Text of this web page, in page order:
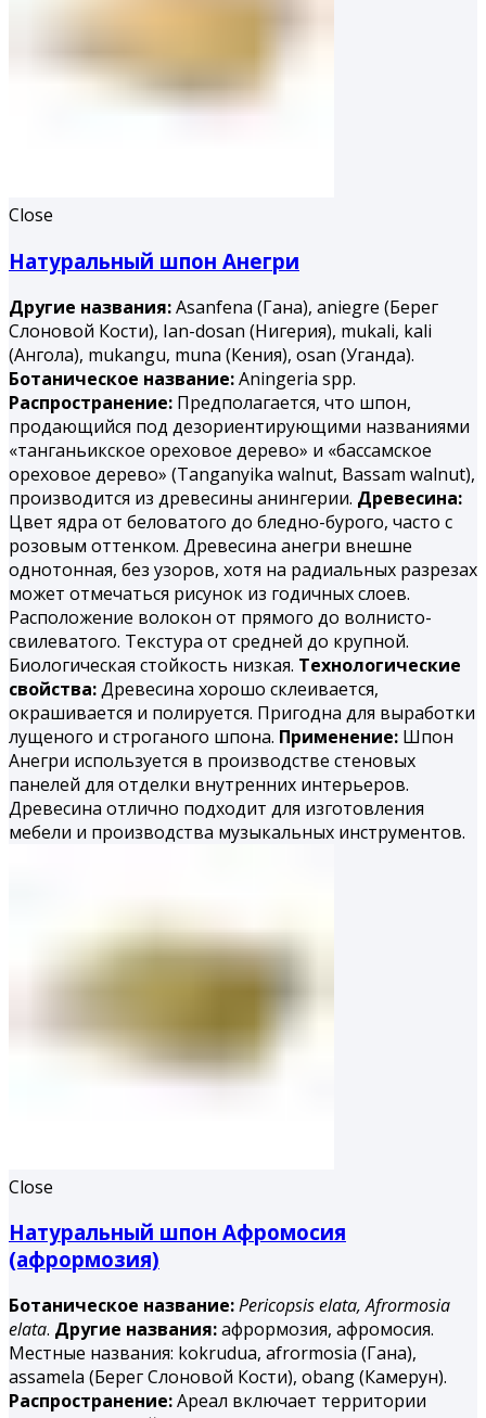
Close
Натуральный шпон Анегри
Другие названия:Asanfena (Гана), aniegre (Берег
Слоновой Кости), Ian-dosan (Нигерия), mukali, kali
(Ангола), mukangu, muna (Ке­ния), osan (Уганда).
Ботаническое название:Aningeria spp.
Распространение: Предполагается, что шпон,
продающийся под дезориентирующими названиями
«танганьикское ореховое дерево» и «бассамское
ореховое дерево» (Tanganyika walnut, Bassam walnut),
производится из древесины анингерии. Древесина:
Цвет ядра от беловатого до бледно-бурого, часто с
розовым оттенком. Древесина анегри внешне
однотонная, без узоров, хотя на радиальных разрезах
может отмечаться рисунок из годичных слоев.
Расположение волокон от прямого до волнисто-
свилеватого. Текстура от средней до крупной.
Биологическая стойкость низкая. Технологические
свойства:Древесина хорошо склеивается,
окрашивается и полируется. При­годна для выработки
лущеного и строганого шпона. Применение: Шпон
Анегри используется в производстве стеновых
панелей для отделки внутренних интерьеров.
Древесина отлично подходит для изготовления
мебели и производства музыкальных инструментов.
Close
Натуральный шпон Афромосия
(афрормозия)
Ботаническое название:Pericopsis elata,Afrormosia
elata. Другие названия:афрормозия, афромосия.
Местные названия: kokrudua, afrormosia (Гана),
assamela (Берег Слоновой Кости), obang (Камерун).
Распространение:Ареал включает территории